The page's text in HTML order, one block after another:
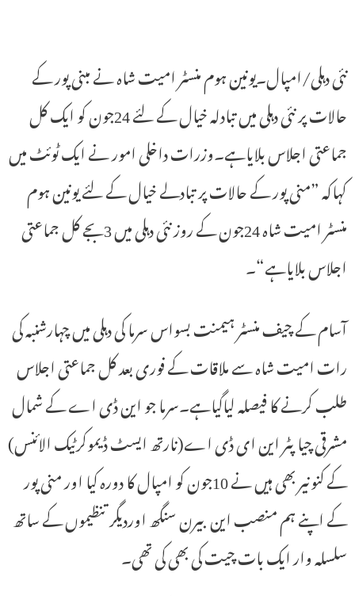
نئی دہلی/امپال۔یونین ہوم منسٹر امیت شاہ نے مبنی پور کے
حالات پر نئی دہلی میں تبادلہ خیال کے لئے 24جون کو ایک کل
جماعتی اجلاس بلایاہے۔وزرات داخلی امور نے ایک ٹوئٹ میں
کہاکہ ”منی پور کے حالات پر تبادلے خیال کے لئے یونین ہوم
منسٹر امیت شاہ 24جون کے روز نئی دہلی میں 3بجے کل جماعتی
اجلاس بلایاہے“۔
آسام کے چیف منسٹر ہیمنت بسواس سرما کی دہلی میں چہارشنبہ کی
رات امیت شاہ سے ملاقات کے فوری بعد کل جماعتی اجلاس
طلب کرنے کا فیصلہ لیاگیاہے۔سرما جو این ڈی اے کے شمال
مشرقی چیاپٹر این ای ڈی اے(نارتھ ایسٹ ڈیموکرٹیک الائنس)
کے کنونیر بھی ہیں نے 10جون کو امپال کا دورہ کیا اور منی پور
کے اپنے ہم منصب این بیرن سنگھ اوردیگر تنظیموں کے ساتھ
سلسلہ وار ایک بات چیت کی بھی کی تھی۔